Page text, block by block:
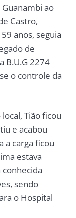
ao
Castro,
anos, seguia
de
B.U.G 2274
o controle da
Tião ficou
e acabou
a carga ficou
estava
sendo
o Hospital